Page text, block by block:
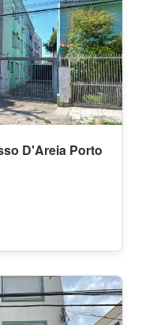
D'Areia Porto